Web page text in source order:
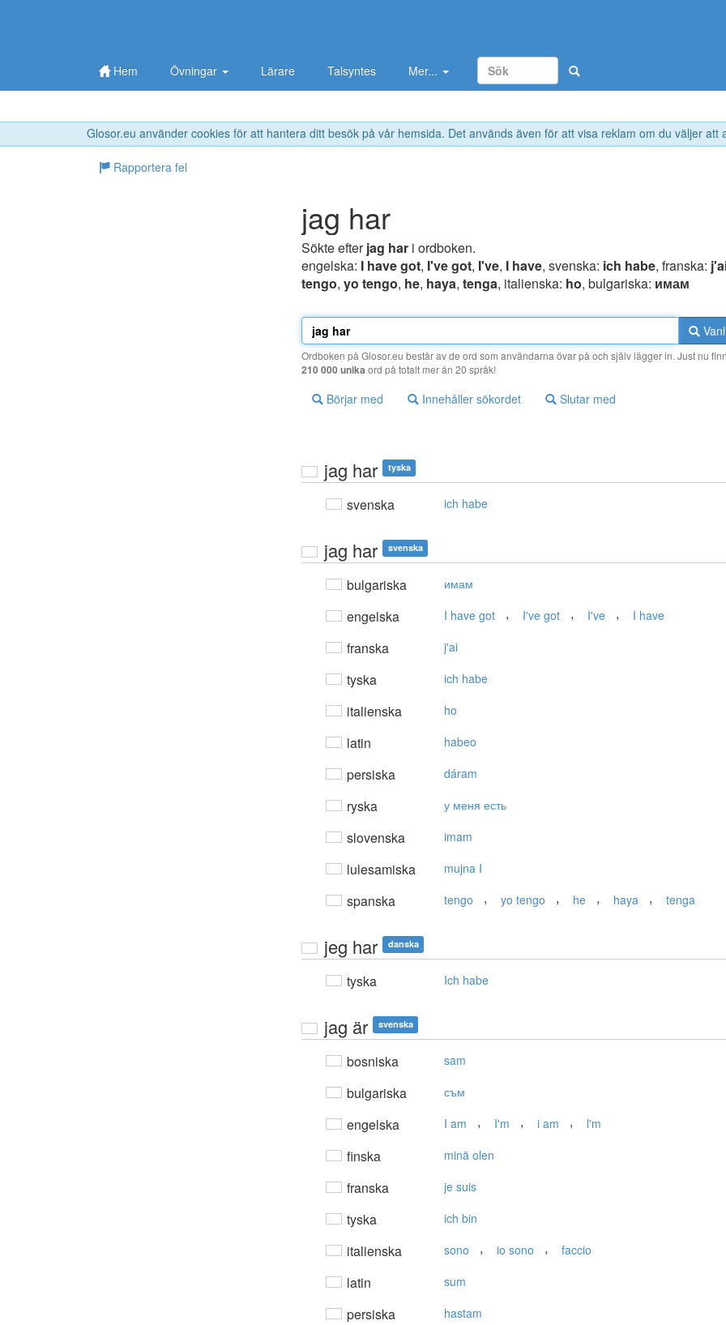
Glosor.eu använder cookies för att hantera ditt besök på vår hemsida. Det används även för att visa reklam om du väljer
Hem Övningar Lärare Talsyntes Mer...
Rapportera fel
jag har
Sökte efterjag har i ordboken.
engelska: I have got, I've got, I've, I have, svenska: ich habe, franska:
tengo, yo tengo, he, haya, tenga, italienska: ho, bulgariska: имам
Ordboken på Glosor.eu består av de ord som användarna övar på och själv lägger in. Just nu
210 000 unika ord på totalt mer än 20 språk!
Börjar med Innehåller sökordet Slutar med
jag har tyska
svenska ich habe
jag har svenska
bulgariska имам
engelska I have got , I've got , I've , I have
franska j'ai
tyska ich habe
italienska ho
latin habeo
persiska dáram
ryska у меня есть
slovenska imam
lulesamiska mujna I
spanska tengo , yo tengo , he , haya , tenga
jeg har danska
tyska Ich habe
jag är svenska
bosniska sam
bulgariska съм
engelska I am , I'm , i am , l'm
finska minä olen
franska je suis
tyska ich bin
italienska sono , io sono , faccio
latin sum
persiska hastam